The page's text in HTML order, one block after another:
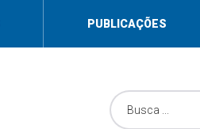
PUBLICAÇÕES